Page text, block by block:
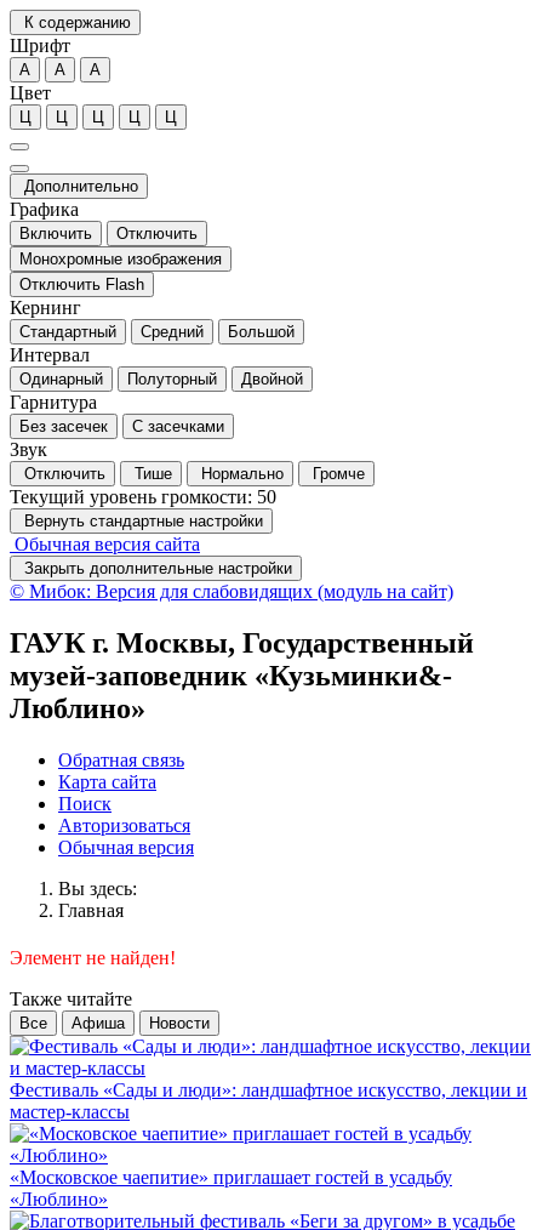
К содержанию
Шрифт
А А А
Цвет
Ц Ц Ц Ц Ц
Дополнительно
Графика
Включить
Отключить
Монохромные изображения
Отключить Flash
Кернинг
Стандартный Средний Большой
Интервал
Одинарный Полуторный Двойной
Гарнитура
Без засечек С засечками
Звук
Отключить Тише Нормально Громче
Текущий уровень громкости: 50
Вернуть стандартные настройки
Обычная версия сайта
Закрыть дополнительные настройки
© Мибок: Версия для слабовидящих (модуль на сайт)
ГАУК г. Москвы, Государственный
музей-заповедник «Кузьминки&-
Люблино»
Обратная связь
Карта сайта
Поиск
Авторизоваться
Обычная версия
Вы здесь:
Главная
Элемент не найден!
Также читайте
Все Афиша Новости
Фестиваль «Сады и люди»: ландшафтное искусство, лекции и
мастер-классы
«Московское чаепитие» приглашает гостей в усадьбу
«Люблино»